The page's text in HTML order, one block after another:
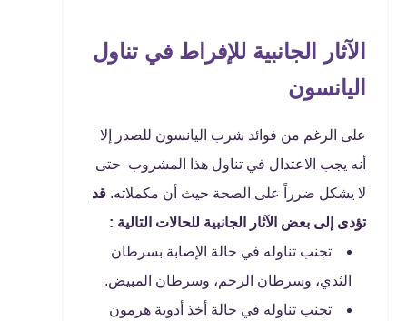
الآثار الجانبية للإفراط في تناول
اليانسون
على الرغم من فوائد شرب اليانسون للصدر إلا
أنه يجب الاعتدال في تناول هذا المشروب حتى
لا يشكل ضرراً على الصحة حيث أن مكملاته. قد
تؤدى إلى بعض الآثار الجانبية للحالات التالية :
تجنب تناوله في حالة الإصابة بسرطان
الثدي، وسرطان الرحم، وسرطان المبيض.
تجنب تناوله في حالة أخذ أدوية هرمون